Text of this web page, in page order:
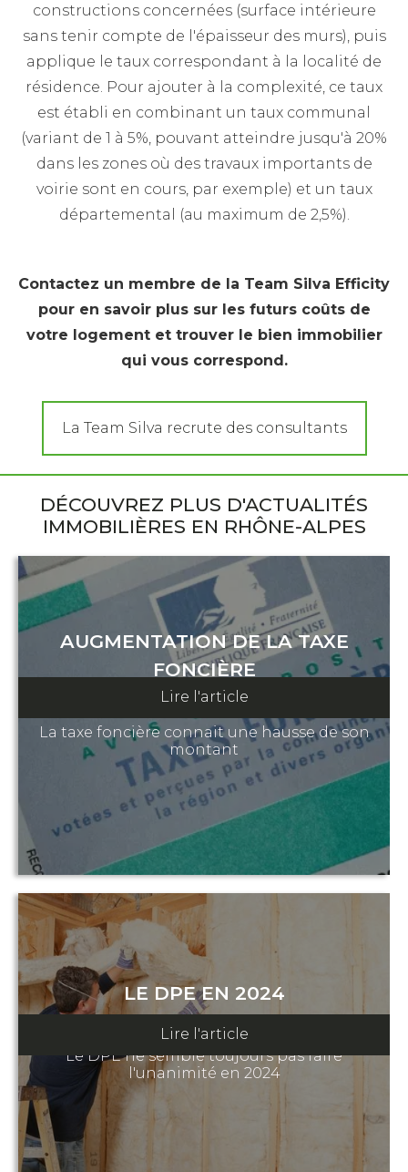
constructions concernées (surface intérieure
sans tenir compte de l'épaisseur des murs), puis
applique le taux correspondant à la localité de
résidence. Pour ajouter à la complexité, ce taux
est établi en combinant un taux communal
(variant de 1 à 5%, pouvant atteindre jusqu'à 20%
dans les zones où des travaux importants de
voirie sont en cours, par exemple) et un taux
départemental (au maximum de 2,5%).
Contactez un membre de la Team Silva Efficity
pour en savoir plus sur les futurs coûts de
votre logement et trouver le bien immobilier
qui vous correspond.
La Team Silva recrute des consultants
DÉCOUVREZ PLUS D'ACTUALITÉS
IMMOBILIÈRES EN RHÔNE-ALPES
AUGMENTATION DE LA TAXE
FONCIÈRE
7 Septembre 2023
La taxe foncière connait une hausse de son
montant
Lire l'article
LE DPE EN 2024
05 janvier 2024
Le DPE ne semble toujours pas faire
l'unanimité en 2024
Lire l'article